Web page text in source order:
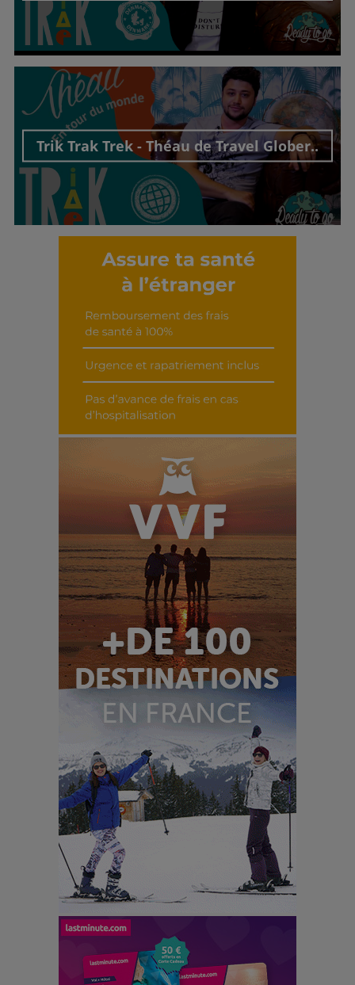
Découvrir cet interview
Trik Trak Trek - Théau de Travel Glober..
Découvrir cet interview